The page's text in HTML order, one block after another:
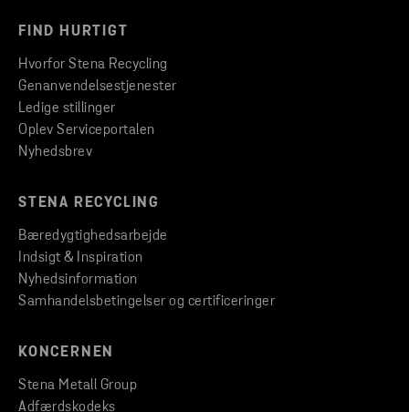
FIND HURTIGT
Hvorfor Stena Recycling
Genanvendelsestjenester
Ledige stillinger
Oplev Serviceportalen
Nyhedsbrev
STENA RECYCLING
Bæredygtighedsarbejde
Indsigt & Inspiration
Nyhedsinformation
Samhandelsbetingelser og certificeringer
KONCERNEN
Stena Metall Group
Adfærdskodeks